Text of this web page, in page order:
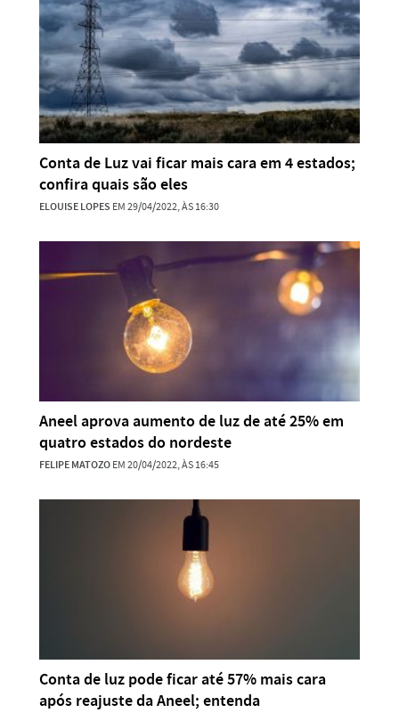
Conta de Luz vai ficar mais cara em 4 estados;
confira quais são eles
ELOUISE LOPES EM 29/04/2022, ÀS 16:30
Aneel aprova aumento de luz de até 25% em
quatro estados do nordeste
FELIPE MATOZOEM 20/04/2022, ÀS 16:45
Conta de luz pode ficar até 57% mais cara
após reajuste da Aneel; entenda